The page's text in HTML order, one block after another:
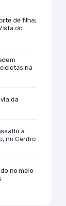
de filha;
do
na
da
a
no Centro
no meio